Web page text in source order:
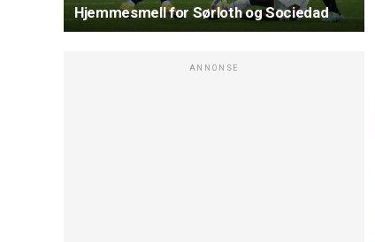
Hjemmesmell for Sørloth og Sociedad
ANNONSE